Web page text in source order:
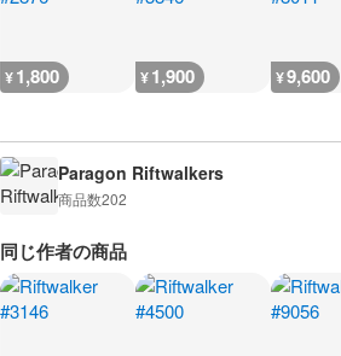
¥1,800 ¥1,900 ¥9,600
Paragon Riftwalkers
商品数202
同じ作者の商品